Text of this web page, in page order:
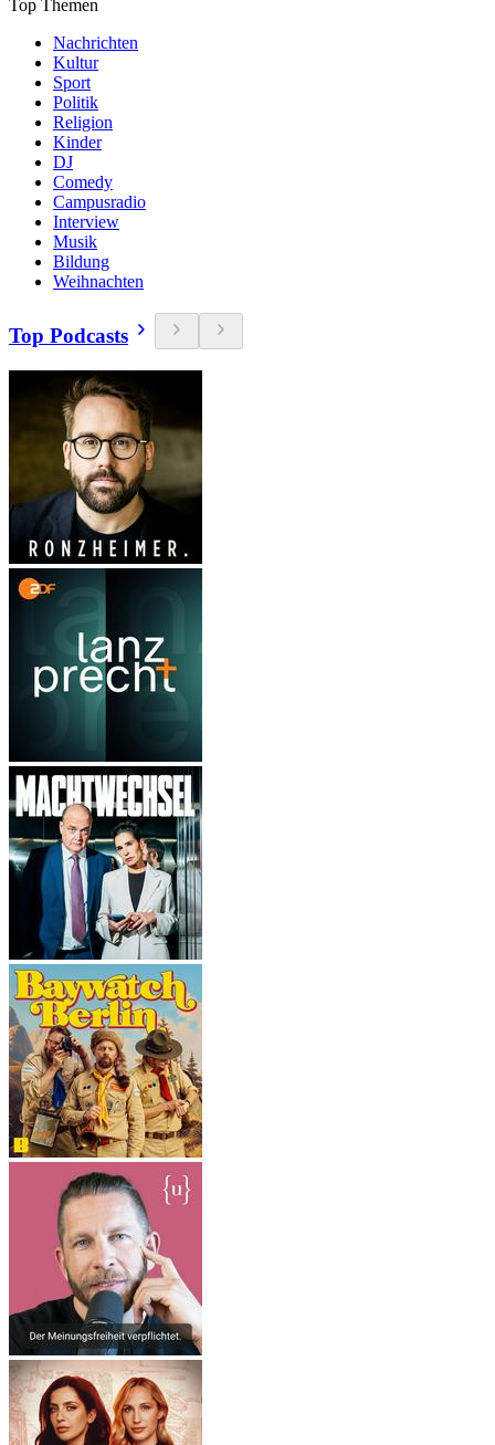
Top Themen
Nachrichten
Kultur
Sport
Politik
Religion
Kinder
DJ
Comedy
Campusradio
Interview
Musik
Bildung
Weihnachten
Top Podcasts